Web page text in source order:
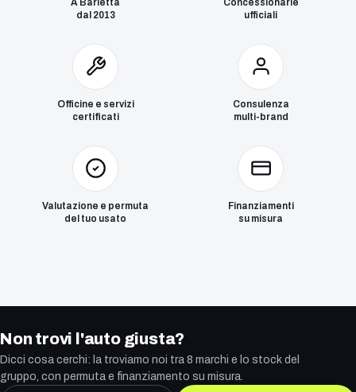
dal 2013
ufficiali
Officine e servizi
certificati
Consulenza
multi-brand
Valutazione e permuta
del tuo usato
Finanziamenti
su misura
Non trovi l'auto giusta?
Dicci cosa cerchi: la troviamo noi tra 8 marchi e lo stock del
gruppo, con permuta e finanziamento su misura.